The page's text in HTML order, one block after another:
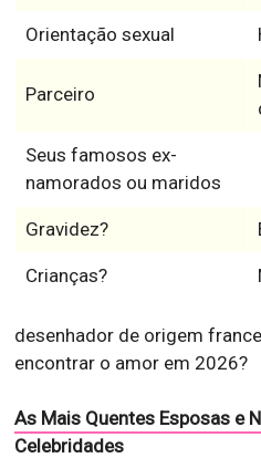
Orientação sexual
Parceiro
Seus famosos ex-
namorados ou maridos
Gravidez?
Crianças?
desenhador de origem
encontrar o amor em 2026?
As Mais Quentes Esposas e
Celebridades